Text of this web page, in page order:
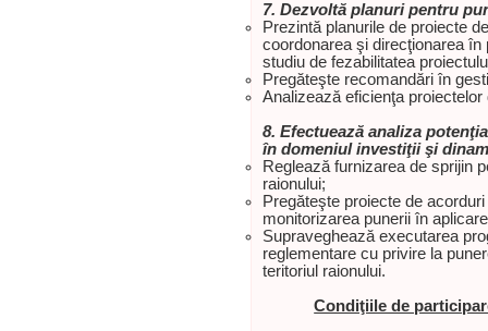
7. Dezvoltă planuri pentru
Prezintă planurile de proiecte
coordonarea şi direcţionarea
studiu de fezabilitatea
Pregăteşte recomandări în
Analizează eficienţa
8. Efectuează analiza
în domeniul investiţii şi
Reglează furnizarea de sprijin
raionului;
Pregăteşte proiecte de
monitorizarea punerii în
Supraveghează executarea
reglementare cu privire la
teritoriul raionului.
Condiţiile de